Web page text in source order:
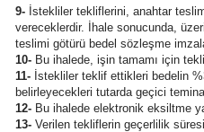
9- İstekliler tekliflerini, anahtar
vereceklerdir. İhale sonucunda,
teslimi götürü bedel sözleşme
10- Bu ihalede, işin tamamı için
11- İstekliler teklif ettikleri bedelin
belirleyecekleri tutarda geçici
12- Bu ihalede elektronik eksiltme
13- Verilen tekliflerin geçerlilik